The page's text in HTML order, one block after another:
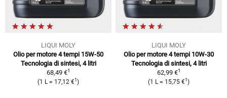
LIQUI MOLY
Olio per motore 4 tempi 15W-50
Tecnologia di sintesi, 4 litri
68,49 €1
(1 L = 17,12 €1 )
LIQUI MOLY
Olio per motore 4 tempi 10W-30
Tecnologia di sintesi, 4 litri
62,99 €1
(1 L = 15,75 €1 )